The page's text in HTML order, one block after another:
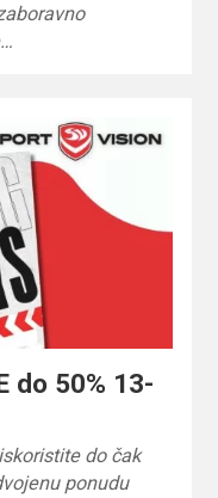
do 50% 13-
do čak
ponudu